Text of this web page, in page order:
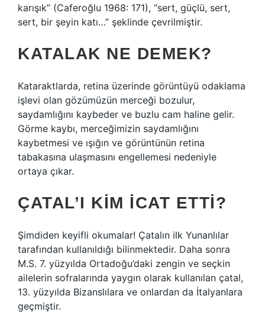
karışık” (Caferoğlu 1968: 171), “sert, güçlü, sert,
sert, bir şeyin katı…” şeklinde çevrilmiştir.
KATALAK NE DEMEK?
Kataraktlarda, retina üzerinde görüntüyü odaklama
işlevi olan gözümüzün merceği bozulur,
saydamlığını kaybeder ve buzlu cam haline gelir.
Görme kaybı, merceğimizin saydamlığını
kaybetmesi ve ışığın ve görüntünün retina
tabakasına ulaşmasını engellemesi nedeniyle
ortaya çıkar.
ÇATAL’I KIM ICAT ETTI?
Şimdiden keyifli okumalar! Çatalın ilk Yunanlılar
tarafından kullanıldığı bilinmektedir. Daha sonra
M.S. 7. yüzyılda Ortadoğu’daki zengin ve seçkin
ailelerin sofralarında yaygın olarak kullanılan çatal,
13. yüzyılda Bizanslılara ve onlardan da İtalyanlara
geçmiştir.